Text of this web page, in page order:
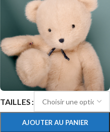
TAILLES
AJOUTER AU PANIER